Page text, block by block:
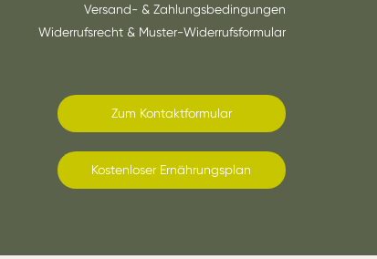
Versand- & Zahlungsbedingungen
Widerrufsrecht & Muster-Widerrufsformular
Zum Kontaktformular
Kostenloser Ernährungsplan